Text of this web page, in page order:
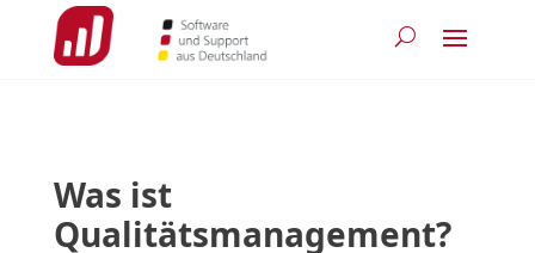
Was ist
Qualitätsmanagement?